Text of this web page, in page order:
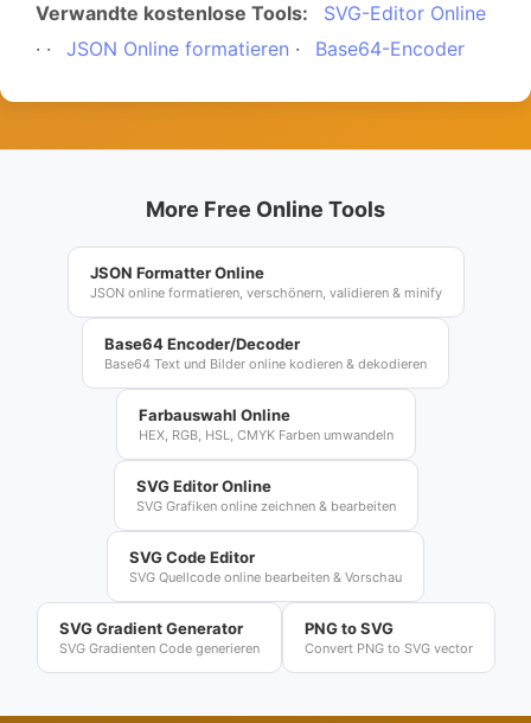
Verwandte kostenlose Tools:
SVG-Editor Online
· ·
JSON Online formatieren · Base64-Encoder
More Free Online Tools
JSON Formatter Online
JSON online formatieren, verschönern, validieren & minify
Base64 Encoder/Decoder
Base64 Text und Bilder online kodieren & dekodieren
Farbauswahl Online
HEX, RGB, HSL, CMYK Farben umwandeln
SVG Editor Online
SVG Grafiken online zeichnen & bearbeiten
SVG Code Editor
SVG Quellcode online bearbeiten & Vorschau
SVG Gradient Generator
SVG Gradienten Code generieren
PNG to SVG
Convert PNG to SVG vector